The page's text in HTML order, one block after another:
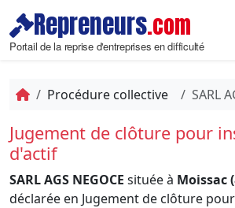
Repreneurs.com
Portail de la reprise d'entreprises en difficulté
Procédure collective SARL
Jugement de clôture pour
d'actif
SARL AGS NEGOCE située à Moissac
déclarée en Jugement de clôture